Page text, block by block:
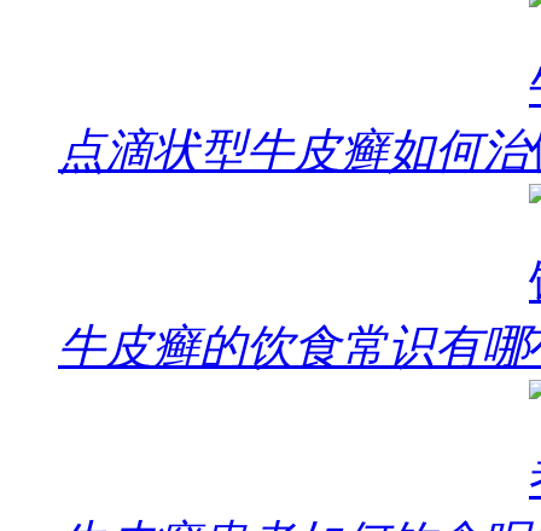
点滴状型牛皮癣如何治
牛皮癣的饮食常识有哪